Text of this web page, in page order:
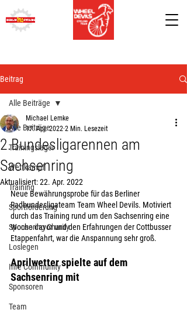
Beitrag
Alle Beiträge
Trainingslager
Wettkampf
Training
Sportförderung
Sponsoring Charity
Loslegen
Ihre Community
Sponsoren
Team
Alle Beiträge
2.Bundesligarennen am
Sachsenring
Michael Lemke
17. Apr. 2022 2 Min. Lesezeit
Aktualisiert:22. Apr. 2022
Neue Bewährungsprobe für das Berliner
Radbundesligateam Team Wheel Devils. Motiviert
durch das Training rund um den Sachsenring eine
Woche davor und den Erfahrungen der Cottbusser
Etappenfahrt, war die Anspannung sehr groß.
Aprilwetter spielte auf dem
Sachsenring mit